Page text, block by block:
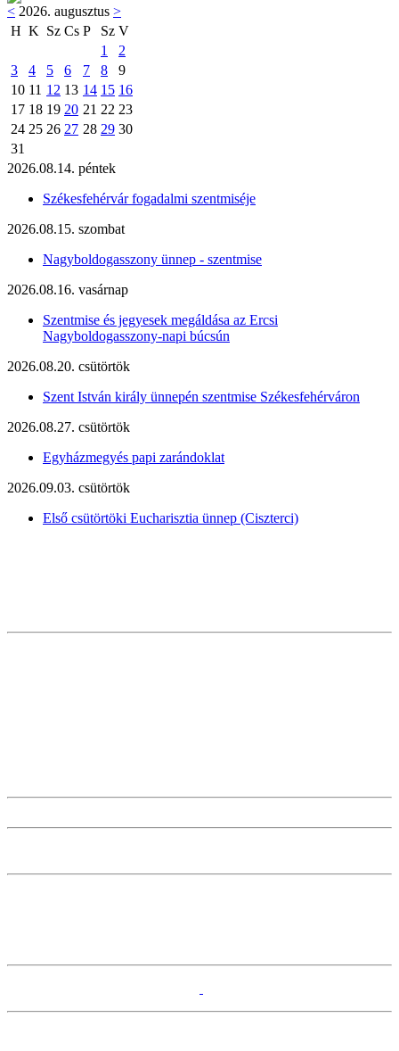
< 2026. augusztus >
H K Sz Cs P Sz V
1
2
3
4 5 6 7 8
9
10 11 12 13 14 15 16
17 18 19 20 21 22 23
24 25 26 27 28 29 30
31
2026.08.14. péntek
Székesfehérvár fogadalmi szentmiséje
2026.08.15. szombat
Nagyboldogasszony ünnep - szentmise
2026.08.16. vasárnap
Szentmise és jegyesek megáldása az Ercsi
Nagyboldogasszony-napi búcsún
2026.08.20. csütörtök
Szent István király ünnepén szentmise Székesfehérváron
2026.08.27. csütörtök
Egyházmegyés papi zarándoklat
2026.09.03. csütörtök
Első csütörtöki Eucharisztia ünnep (Ciszterci)